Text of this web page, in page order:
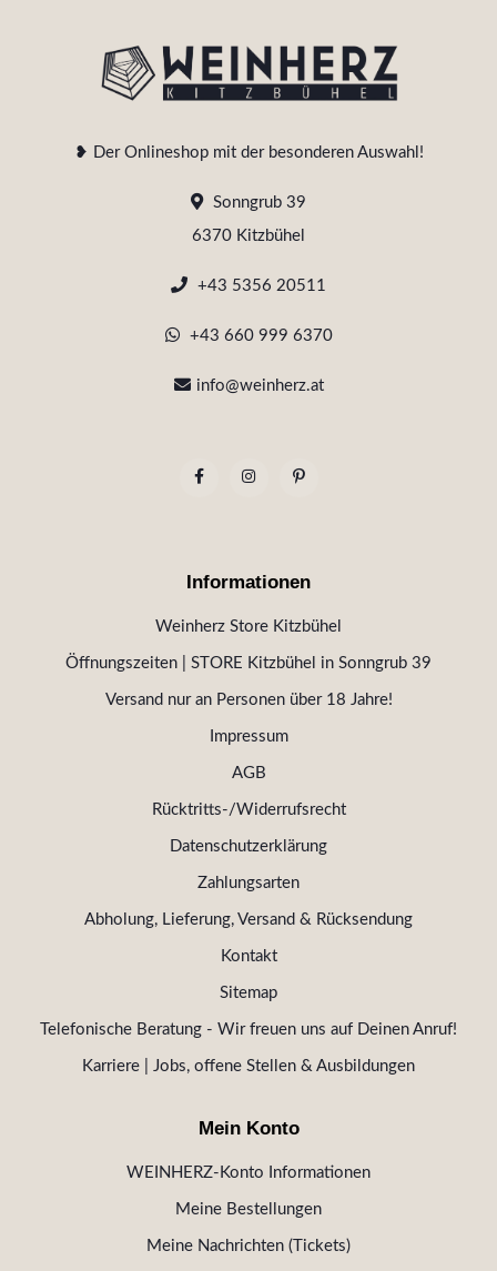
❥ Der Onlineshop mit der besonderen Auswahl!
Sonngrub 39
6370 Kitzbühel
+43 5356 20511
+43 660 999 6370
info@weinherz.at
Informationen
Weinherz Store Kitzbühel
Öffnungszeiten | STORE Kitzbühel in Sonngrub 39
Versand nur an Personen über 18 Jahre!
Impressum
AGB
Rücktritts-/Widerrufsrecht
Datenschutzerklärung
Zahlungsarten
Abholung, Lieferung, Versand & Rücksendung
Kontakt
Sitemap
Telefonische Beratung - Wir freuen uns auf Deinen Anruf!
Karriere | Jobs, offene Stellen & Ausbildungen
Mein Konto
WEINHERZ-Konto Informationen
Meine Bestellungen
Meine Nachrichten (Tickets)